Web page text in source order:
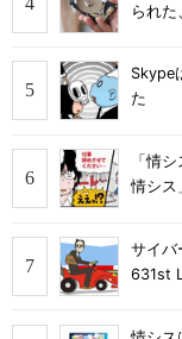
られ
Skype
た
「情
情シス
サイバ
631st